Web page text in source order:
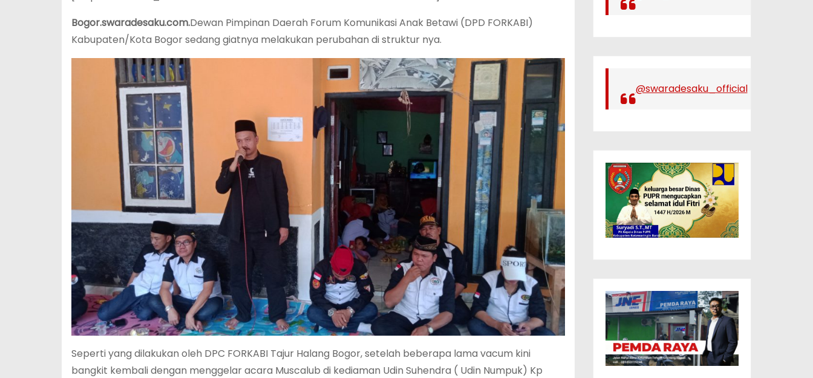
Bogor.swaradesaku.com.Dewan Pimpinan Daerah Forum Komunikasi Anak Betawi (DPD FORKABI)
Kabupaten/Kota Bogor sedang giatnya melakukan perubahan di struktur nya.
Seperti yang dilakukan oleh DPC FORKABI Tajur Halang Bogor, setelah beberapa lama vacum kini
bangkit kembali dengan menggelar acara Muscalub di kediaman Udin Suhendra ( Udin Numpuk) Kp
@swaradesaku_official